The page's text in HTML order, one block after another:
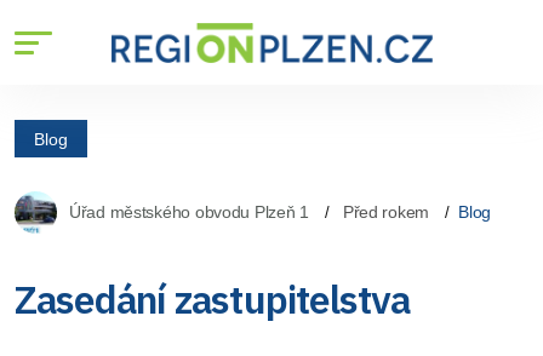
Blog
Úřad městského obvodu Plzeň 1 Před rokem Blog
Zasedání zastupitelstva